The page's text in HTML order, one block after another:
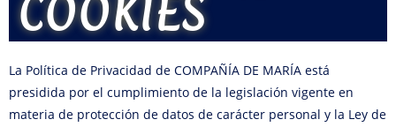
COOKIES
La Política de Privacidad de COMPAÑÍA DE MARÍA está
presidida por el cumplimiento de la legislación vigente en
materia de protección de datos de carácter personal y la Ley de